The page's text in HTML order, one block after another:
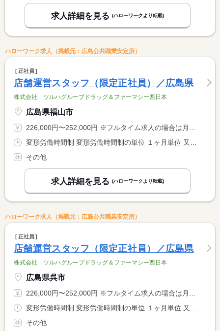
求人詳細を見る (ハローワークより転載)
ハローワーク求人（掲載元：広島公共職業安定所）
正社員
店舗運営スタッフ（限定正社員）／広島県
株式会社 ツルハグループドラッグ＆ファーマシー西日本
広島県福山市
226,000円〜252,000円 ※フルタイム求人の場合は月額（換算額）、パート求人の場合は時間額を表示しています。
その他
求人詳細を見る (ハローワークより転載)
ハローワーク求人（掲載元：広島公共職業安定所）
正社員
店舗運営スタッフ（限定正社員）／広島県
株式会社 ツルハグループドラッグ＆ファーマシー西日本
広島県呉市
226,000円〜252,000円 ※フルタイム求人の場合は月額（換算額）、パート求人の場合は時間額を表示しています。
その他